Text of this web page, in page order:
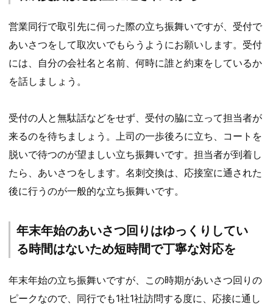
営業同行で取引先に伺った際の立ち振舞いですが、受付で
あいさつをして取次いでもらうようにお願いします。受付
には、自分の会社名と名前、何時に誰と約束をしているか
を話しましょう。
受付の人と無駄話などをせず、受付の脇に立って担当者が
来るのを待ちましょう。上司の一歩後ろに立ち、コートを
脱いで待つのが望ましい立ち振舞いです。担当者が到着し
たら、あいさつをします。名刺交換は、応接室に通された
後に行うのが一般的な立ち振舞いです。
年末年始のあいさつ回りはゆっくりしてい
る時間はないため短時間で丁寧な対応を
年末年始の立ち振舞いですが、この時期があいさつ回りの
ピークなので、同行でも1社1社訪問する度に、応接に通し